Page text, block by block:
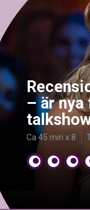
– är
Ca 45 min x 8